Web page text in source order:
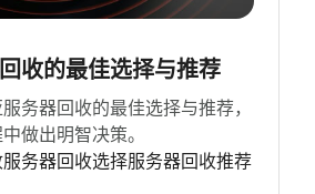
收的最佳选择与推荐
务器回收的最佳选择与推荐，
做出明智决策。
服务器回收选择服务器回收推荐